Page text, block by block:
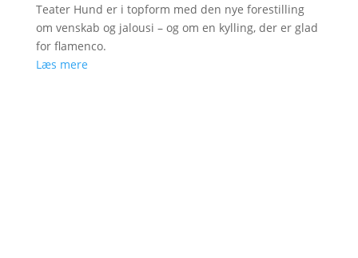
Teater Hund er i topform med den nye forestilling
om venskab og jalousi – og om en kylling, der er glad
for flamenco.
Læs mere